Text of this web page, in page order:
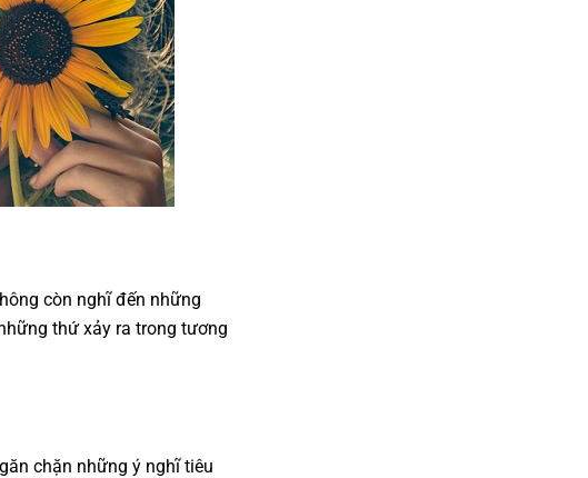
còn nghĩ đến những
thứ xảy ra trong tương
chặn những ý nghĩ tiêu